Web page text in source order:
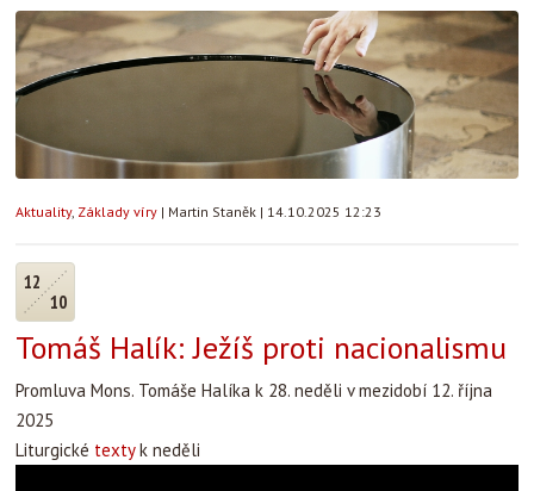
Aktuality, Základy víry | Martin Staněk | 14.10.2025 12:23
12
10
Tomáš Halík: Ježíš proti nacionalismu
Promluva Mons. Tomáše Halíka k 28. neděli v mezidobí 12. října
2025
Liturgické textyk neděli